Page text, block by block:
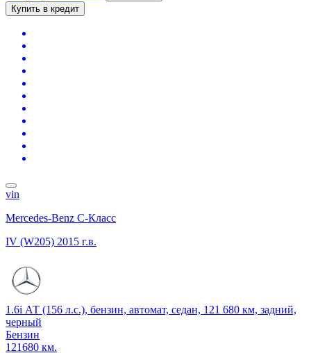
Купить в кредит
vin
Mercedes-Benz C-Класс
IV (W205) 2015 г.в.
1.6i АТ (156 л.с.), бензин, автомат, седан, 121 680 км, задний,
черный
Бензин
121680 км.